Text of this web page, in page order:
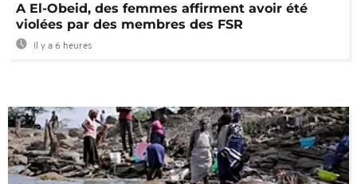
A El-Obeid, des femmes affirment avoir été
violées par des membres des FSR
Il y a 6 heures